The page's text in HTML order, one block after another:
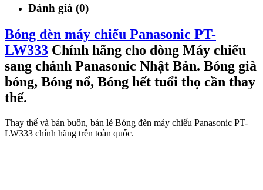
Đánh giá (0)
Bóng đèn máy chiếu Panasonic PT-
LW333 Chính hãng cho dòng Máy chiếu
sang chảnh Panasonic Nhật Bản. Bóng già
bóng, Bóng nổ, Bóng hết tuổi thọ cần thay
thế.
Thay thế và bán buôn, bán lẻ Bóng đèn máy chiếu Panasonic PT-
LW333 chính hãng trên toàn quốc.